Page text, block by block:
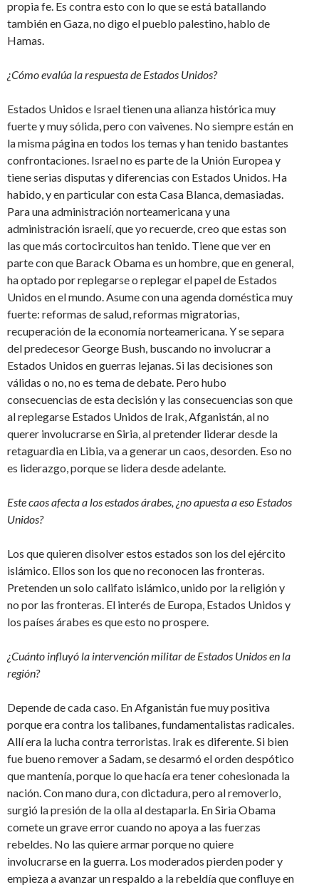
propia fe. Es contra esto con lo que se está batallando
también en Gaza, no digo el pueblo palestino, hablo de
Hamas.
¿Cómo evalúa la respuesta de Estados Unidos?
Estados Unidos e Israel tienen una alianza histórica muy
fuerte y muy sólida, pero con vaivenes. No siempre están en
la misma página en todos los temas y han tenido bastantes
confrontaciones. Israel no es parte de la Unión Europea y
tiene serias disputas y diferencias con Estados Unidos. Ha
habido, y en particular con esta Casa Blanca, demasiadas.
Para una administración norteamericana y una
administración israelí, que yo recuerde, creo que estas son
las que más cortocircuitos han tenido. Tiene que ver en
parte con que Barack Obama es un hombre, que en general,
ha optado por replegarse o replegar el papel de Estados
Unidos en el mundo. Asume con una agenda doméstica muy
fuerte: reformas de salud, reformas migratorias,
recuperación de la economía norteamericana. Y se separa
del predecesor George Bush, buscando no involucrar a
Estados Unidos en guerras lejanas. Si las decisiones son
válidas o no, no es tema de debate. Pero hubo
consecuencias de esta decisión y las consecuencias son que
al replegarse Estados Unidos de Irak, Afganistán, al no
querer involucrarse en Siria, al pretender liderar desde la
retaguardia en Libia, va a generar un caos, desorden. Eso no
es liderazgo, porque se lidera desde adelante.
Este caos afecta a los estados árabes, ¿no apuesta a eso Estados
Unidos?
Los que quieren disolver estos estados son los del ejército
islámico. Ellos son los que no reconocen las fronteras.
Pretenden un solo califato islámico, unido por la religión y
no por las fronteras. El interés de Europa, Estados Unidos y
los países árabes es que esto no prospere.
¿Cuánto influyó la intervención militar de Estados Unidos en la
región?
Depende de cada caso. En Afganistán fue muy positiva
porque era contra los talibanes, fundamentalistas radicales.
Allí era la lucha contra terroristas. Irak es diferente. Si bien
fue bueno remover a Sadam, se desarmó el orden despótico
que mantenía, porque lo que hacía era tener cohesionada la
nación. Con mano dura, con dictadura, pero al removerlo,
surgió la presión de la olla al destaparla. En Siria Obama
comete un grave error cuando no apoya a las fuerzas
rebeldes. No las quiere armar porque no quiere
involucrarse en la guerra. Los moderados pierden poder y
empieza a avanzar un respaldo a la rebeldía que confluye en